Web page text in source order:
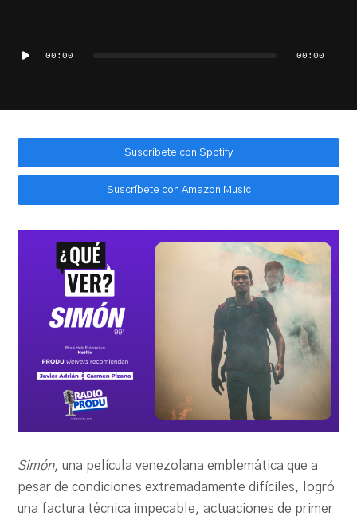
de
00:00 00:00
Suscríbete con Spotify
Suscríbete con Amazon Music
Simón, una película venezolana emblemática que a
pesar de condiciones extremadamente difíciles, logró
una factura técnica impecable, actuaciones de primer